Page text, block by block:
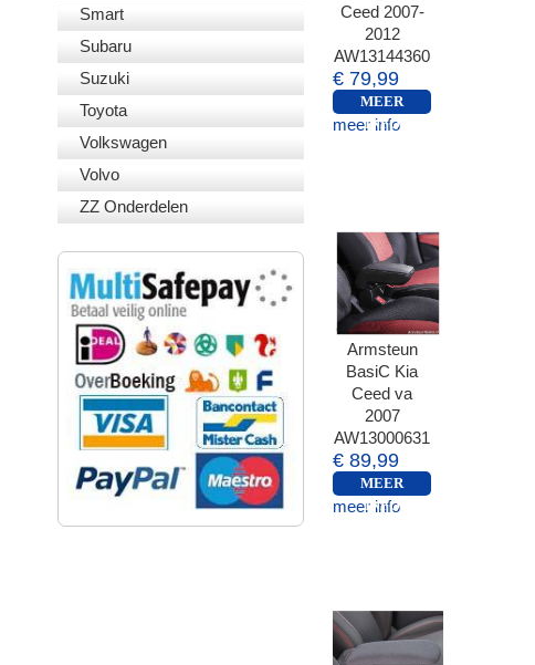
Smart
Subaru
Suzuki
Toyota
Volkswagen
Volvo
ZZ Onderdelen
Ceed 2007-
2012
AW13144360
€ 79,99
MEER
INFO
meer info
Armsteun
BasiC Kia
Ceed va
2007
AW13000631
€ 89,99
MEER
INFO
meer info